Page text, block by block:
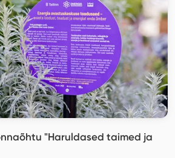
"Haruldased taimed ja